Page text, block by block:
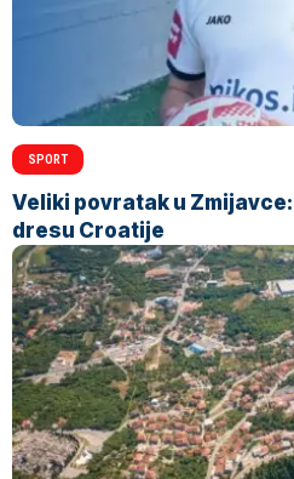
SPORT
Veliki povratak u
dresu Croatije